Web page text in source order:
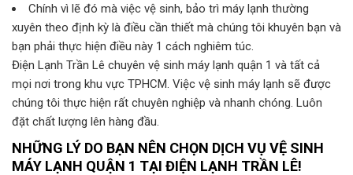
Chính vì lẽ đó mà việc vệ sinh, bảo trì máy lạnh thường
xuyên theo định kỳ là điều cần thiết mà chúng tôi khuyên bạn và
bạn phải thực hiện điều này 1 cách nghiêm túc.
Điện Lạnh Trần Lê chuyên vệ sinh máy lạnh quận 1 và tất cả
mọi nơi trong khu vực TPHCM. Việc vệ sinh máy lạnh sẽ được
chúng tôi thực hiện rất chuyên nghiệp và nhanh chóng. Luôn
đặt chất lượng lên hàng đầu.
NHỮNG LÝ DO BẠN NÊN CHỌN DỊCH VỤ VỆ SINH
MÁY LẠNH QUẬN 1 TẠI ĐIỆN LẠNH TRẦN LÊ!